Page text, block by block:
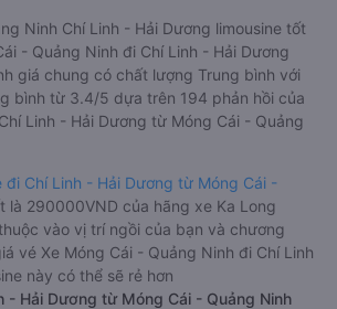
Ninh Chí Linh - Hải Dương limousine tốt
- Quảng Ninh đi Chí Linh - Hải Dương
giá chung có chất lượng Trung bình với
bình từ 3.4/5 dựa trên 194 phản hồi của
Linh - Hải Dương từ Móng Cái - Quảng
đi Chí Linh - Hải Dương từ Móng Cái -
là 290000VND của hãng xe Ka Long
vào vị trí ngồi của bạn và chương
vé Xe Móng Cái - Quảng Ninh đi Chí Linh
này có thể sẽ rẻ hơn
- Hải Dương từ Móng Cái - Quảng Ninh